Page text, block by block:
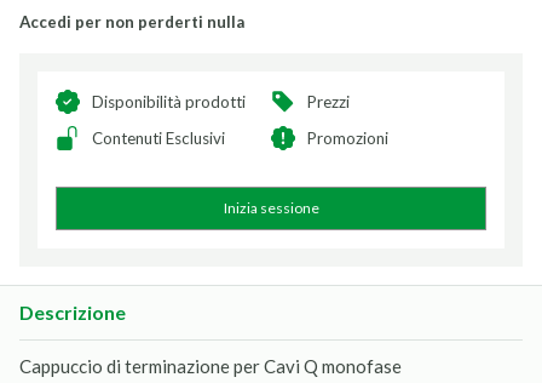
Accedi per non perderti nulla
Disponibilità prodotti
Prezzi
Contenuti Esclusivi
Promozioni
Inizia sessione
Descrizione
Cappuccio di terminazione per Cavi Q monofase